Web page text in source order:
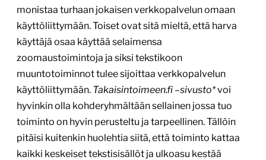
monistaa turhaan jokaisen verkkopalvelun omaan
käyttöliittymään. Toiset ovat sitä mieltä, että harva
käyttäjä osaa käyttää selaimensa
zoomaustoimintoja ja siksi tekstikoon
muuntotoiminnot tulee sijoittaa verkkopalvelun
käyttöliittymään. Takaisintoimeen.fi –sivusto*voi
hyvinkin olla kohderyhmältään sellainen jossa tuo
toiminto on hyvin perusteltu ja tarpeellinen. Tällöin
pitäisi kuitenkin huolehtia siitä, että toiminto kattaa
kaikki keskeiset tekstisisällöt ja ulkoasu kestää